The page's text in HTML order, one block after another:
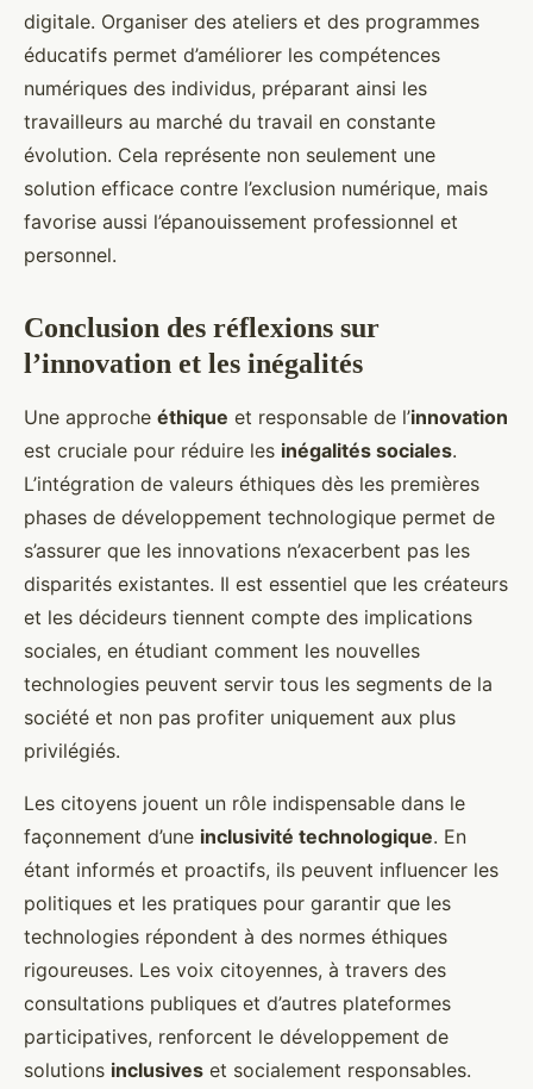
digitale. Organiser des ateliers et des programmes
éducatifs permet d’améliorer les compétences
numériques des individus, préparant ainsi les
travailleurs au marché du travail en constante
évolution. Cela représente non seulement une
solution efficace contre l’exclusion numérique, mais
favorise aussi l’épanouissement professionnel et
personnel.
Conclusion des réflexions sur
l’innovation et les inégalités
Une approche éthique et responsable de l’innovation
est cruciale pour réduire les inégalités sociales.
L’intégration de valeurs éthiques dès les premières
phases de développement technologique permet de
s’assurer que les innovations n’exacerbent pas les
disparités existantes. Il est essentiel que les créateurs
et les décideurs tiennent compte des implications
sociales, en étudiant comment les nouvelles
technologies peuvent servir tous les segments de la
société et non pas profiter uniquement aux plus
privilégiés.
Les citoyens jouent un rôle indispensable dans le
façonnement d’une inclusivité technologique. En
étant informés et proactifs, ils peuvent influencer les
politiques et les pratiques pour garantir que les
technologies répondent à des normes éthiques
rigoureuses. Les voix citoyennes, à travers des
consultations publiques et d’autres plateformes
participatives, renforcent le développement de
solutions inclusives et socialement responsables.